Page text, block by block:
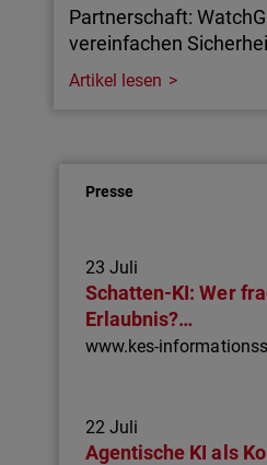
Partnerschaft:
vereinfachen
Artikel lesen
Presse
23 Juli
Schatten-KI: Wer
Erlaubnis?…
www.kes-
22 Juli
Agentische KI als